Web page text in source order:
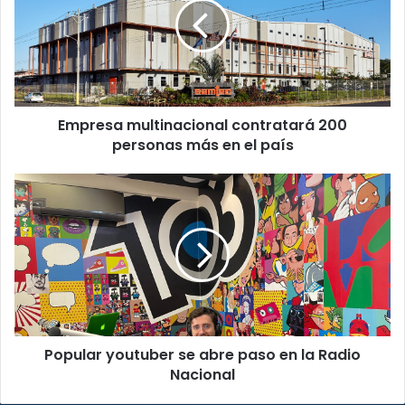
personas
más
en
el
país
Empresa multinacional contratará 200
personas más en el país
Popular
youtuber
se
abre
paso
en
la
Radio
Nacional
Popular youtuber se abre paso en la Radio
Nacional